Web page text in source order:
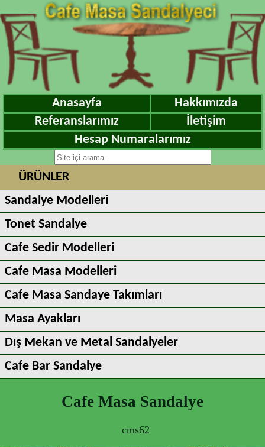
Anasayfa
Hakkımızda
Referanslarımız
İletişim
Hesap Numaralarımız
ÜRÜNLER
Sandalye Modelleri
Tonet Sandalye
Cafe Sedir Modelleri
Cafe Masa Modelleri
Cafe Masa Sandaye Takımları
Masa Ayakları
Dış Mekan ve Metal Sandalyeler
Cafe Bar Sandalye
Cafe Masa Sandalye
cms62